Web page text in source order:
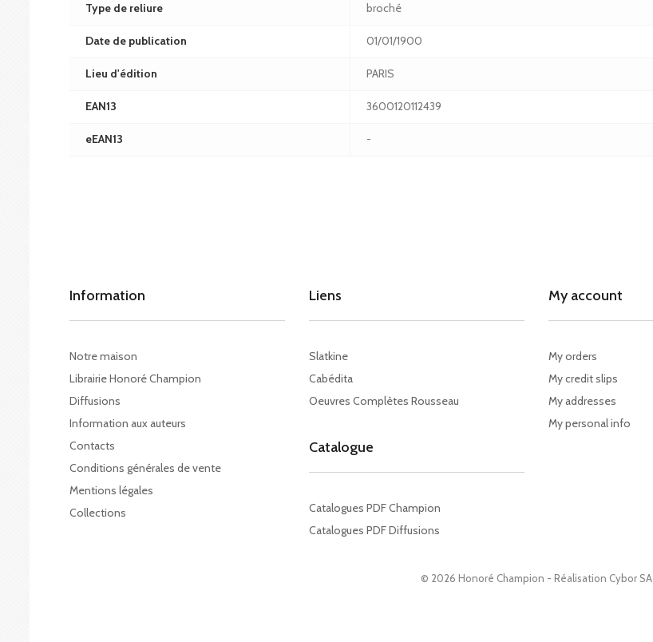
Type de reliure broché
Date de publication 01/01/1900
Lieu d'édition PARIS
EAN13 3600120112439
eEAN13 -
Information
Notre maison
Librairie Honoré Champion
Diffusions
Information aux auteurs
Contacts
Conditions générales de vente
Mentions légales
Collections
© 2026 Honoré Champion - Réalisation Cybor SA
Liens
Slatkine
Cabédita
Oeuvres Complètes Rousseau
Catalogue
Catalogues PDF Champion
Catalogues PDF Diffusions
My account
My orders
My credit slips
My addresses
My personal info